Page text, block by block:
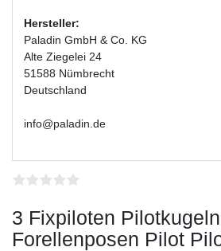
Hersteller:
Paladin GmbH & Co. KG
Alte Ziegelei 24
51588 Nümbrecht
Deutschland
info@paladin.de
3 Fixpiloten
Forellenposen Pilot